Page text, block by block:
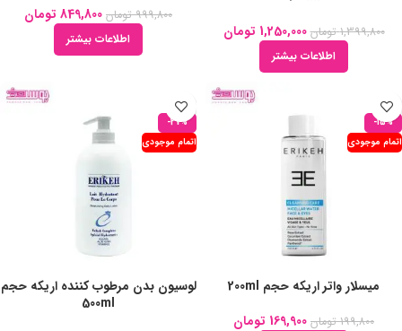
1,399,800 تومان 1,250,000 تومان
اطلاعات بیشتر
999,800 تومان 849,800 تومان
اطلاعات بیشتر
-15%
اتمام موجودی
میسلار واتر اریکه حجم 200ml
199,800 تومان 169,900 تومان
-27%
اتمام موجودی
لوسیون بدن مرطوب کننده اریکه حجم
500ml